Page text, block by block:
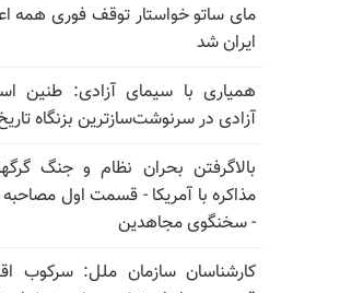
مای ساتو خواستار توقف فوری همه
ایران شد
همیاری با سیمای آزادی: طنین
آزادی در سرنوشت‌سازترین بزنگاه
بالا‌گرفتن بحران نظام و جنگ
مذاکره با آمریکا - قسمت اول
- سخنگوی مجاهدین
کارشناسان سازمان ملل: سرکوب